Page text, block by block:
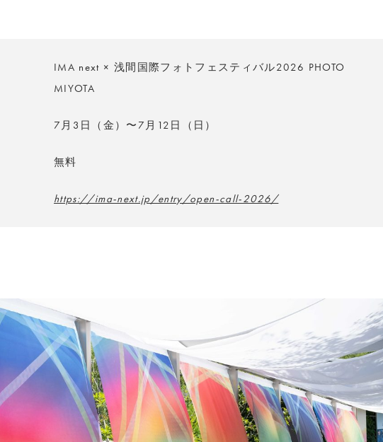
IMA next × 浅間国際フォトフェスティバル2026 PHOTO
MIYOTA
7月3日（金）〜7月12日（日）
無料
https://ima-next.jp/entry/open-call-2026/